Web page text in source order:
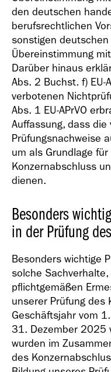
den deutschen
berufsrechtlichen
sonstigen
Übereinstimmung
Darüber hinaus
Abs. 2 Buchst. f) EU-
verbotenen
Abs. 1 EU-APrVO
Auffassung, dass
Prüfungsnachweise
um als Grundlage
Konzernabschluss
dienen.
Besonders
in der Prüfung
Besonders wichtige
solche
pflichtgemäßen
unserer Prüfung des
Geschäftsjahr vom
31. Dezember 2025
wurden im
des